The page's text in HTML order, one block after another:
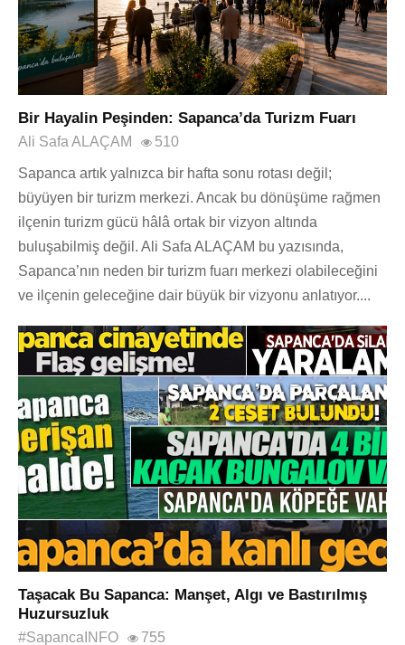
Bir Hayalin Peşinden: Sapanca’da Turizm Fuarı
Ali Safa ALAÇAM 510
Sapanca artık yalnızca bir hafta sonu rotası değil;
büyüyen bir turizm merkezi. Ancak bu dönüşüme rağmen
ilçenin turizm gücü hâlâ ortak bir vizyon altında
buluşabilmiş değil. Ali Safa ALAÇAM bu yazısında,
Sapanca’nın neden bir turizm fuarı merkezi olabileceğini
ve ilçenin geleceğine dair büyük bir vizyonu anlatıyor....
Taşacak Bu Sapanca: Manşet, Algı ve Bastırılmış
Huzursuzluk
#SapancaINFO 755